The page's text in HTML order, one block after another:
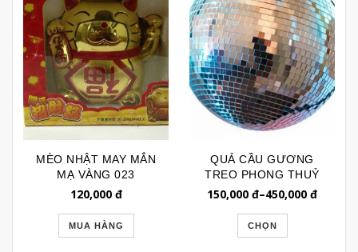
MÈO NHẬT MAY MẮN
MẠ VÀNG 023
120,000đ
MUA HÀNG
QUẢ CẦU GƯƠNG
TREO PHONG THUỶ
CODE: VTP041
150,000 đ–450,000 đ
CHỌN